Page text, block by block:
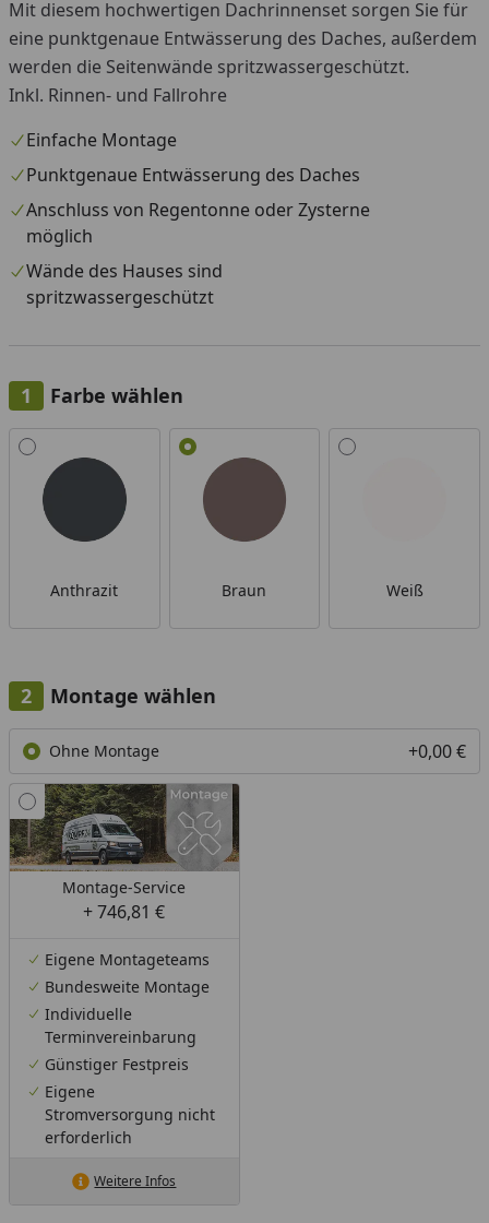
Mit diesem hochwertigen Dachrinnenset sorgen Sie für
eine punktgenaue Entwässerung des Daches, außerdem
werden die Seitenwände spritzwassergeschützt.
Inkl. Rinnen- und Fallrohre
Einfache Montage
Punktgenaue Entwässerung des Daches
Anschluss von Regentonne oder Zysterne
möglich
Wände des Hauses sind
spritzwassergeschützt
Farbe wählen
Alle anzeigen (3)
Anthrazit Braun Weiß
Montage wählen
Ohne Montage +0,00 €
Montage-Service
+ 746,81 €
Eigene Montageteams
Bundesweite Montage
Individuelle
Terminvereinbarung
Günstiger Festpreis
Eigene
Stromversorgung nicht
erforderlich
Weitere Infos